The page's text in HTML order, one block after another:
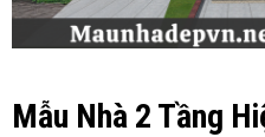
Mẫu Nhà 2 Tầng